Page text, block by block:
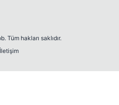
Tüm hakları saklıdır.
İletişim